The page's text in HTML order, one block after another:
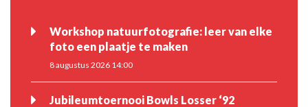
Workshop natuurfotografie: leer van elke
foto een plaatje te maken
8 augustus 2026 14:00
Jubileumtoernooi Bowls Losser ‘92